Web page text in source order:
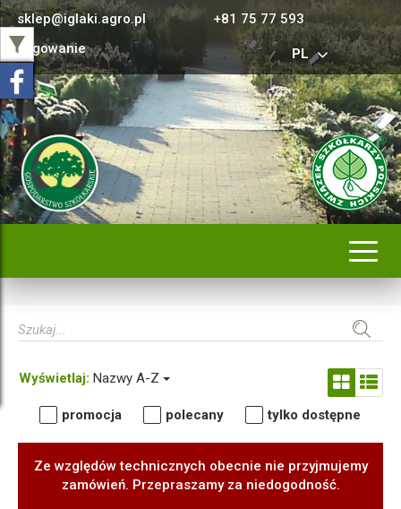
sklep@iglaki.agro.pl
+81 75 77 593
Logowanie
PL
Wyświetlaj: Nazwy A-Z
promocja polecany tylko dostępne
Ze względów technicznych obecnie nie przyjmujemy
zamówień. Przepraszamy za niedogodność.